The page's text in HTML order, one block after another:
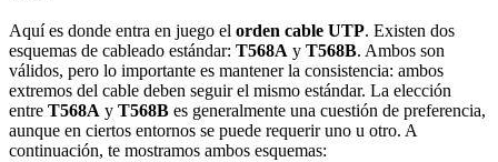
Aquí es donde entra en juego el orden cable UTP. Existen dos
esquemas de cableado estándar: T568A y T568B. Ambos son
válidos, pero lo importante es mantener la consistencia: ambos
extremos del cable deben seguir el mismo estándar. La elección
entre T568A y T568B es generalmente una cuestión de preferencia,
aunque en ciertos entornos se puede requerir uno u otro. A
continuación, te mostramos ambos esquemas: